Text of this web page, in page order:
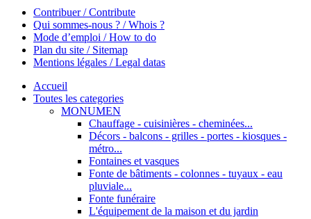
Contribuer / Contribute
Qui sommes-nous ? / Whois ?
Mode d’emploi / How to do
Plan du site / Sitemap
Mentions légales / Legal datas
Accueil
Toutes les categories
MONUMEN
Chauffage - cuisinières - cheminées...
Décors - balcons - grilles - portes - kiosques -
métro...
Fontaines et vasques
Fonte de bâtiments - colonnes - tuyaux - eau
pluviale...
Fonte funéraire
L'équipement de la maison et du jardin